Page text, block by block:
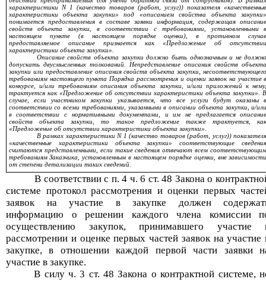
характеристики N 1 (качество товаров (работ, услуг)) показателя
характеристики объекта закупки» под «описанием свойства объекта
понимается предоставления в составе заявки информация, содержащая
свойств объекта закупки, в соответствии с требованиями, установленными
настоящем пункте (в настоящем порядке оценки), в противном
предоставляемое описание признается как «Предложение об
характеристики объекта закупки».
Описание свойств объекта закупки должно быть однозначным и не
допускать двусмысленных толкований. Непредставление описания свойств
закупки или предоставление описания свойств объекта закупки,
требованиям настоящего пункта Порядка рассмотрения и оценки заявок на участие
конкурсе, и/или требованиям описания объекта закупки, и/или приложений к
трактуется как «Предложение об отсутствии характеристики объекта закупки».
случае, если участником закупки указывается, что все услуги будут оказаны
соответствии со всеми требованиями, указанными в описании объекта закупки, и/
в соответствии с нормативными документами, и им не предлагается
свойств объекта закупки, то такое предложение также трактуется,
«Предложение об отсутствии характеристики объекта закупки».
В рамках характеристики N 1 (качество товаров (работ, услуг))
«качественные характеристики объекта закупки» соответствующие
считаются представленными, если такие сведения отвечают всем
требованиям Заказчика, установленным в настоящем порядке оценки, вне
от степени детализации таких сведений.
В соответствии с п. 4 ч. 6 ст. 48 Закона о
системе протокол рассмотрения и оценки первых
заявок на участие в закупке должен
информацию о решении каждого члена комиссии
осуществлению закупок, принимавшего участие
рассмотрении и оценке первых частей заявок на участие
закупке, в отношении каждой первой части заявки
участие в закупке.
В силу ч. 3 ст. 48 Закона о контрактной системе,